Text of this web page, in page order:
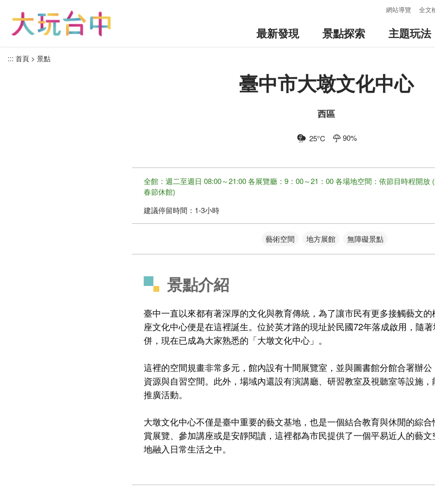
網站導覽 全文
最新發現 景點探索 主題玩法
::: 首頁 景點
臺中市大墩文化中心
西區
25°C 90%
全館：週二至週日 08:00～21:00 各展覽廳：9：00～21：00 各場地空間：依節目時程開放 (
春節休館)
建議停留時間： 1-3小時
藝術空間 地方展館 無障礙景點
景點介紹
臺中一直以來都有著深厚的文化與教育傳統，為了讓市民有更多接觸藝文
座文化中心便是在這裡誕生。位於英才路的現址於民國72年落成啟用，隨
併，現在已成為大家熟悉的「大墩文化中心」。
這裡的空間規畫非常多元，館內設有十間展覽室，並與圖書館分館合署辦
資源與自習空間。此外，場域內還設有演講廳、研習教室及視聽室等設施
推廣活動。
大墩文化中心不僅是臺中重要的藝文基地，也是一個結合教育與休閒的綜
賞展覽、參加講座或是安靜閱讀，這裡都為市民提供了一個平易近人的藝
地融入日常生活之中。